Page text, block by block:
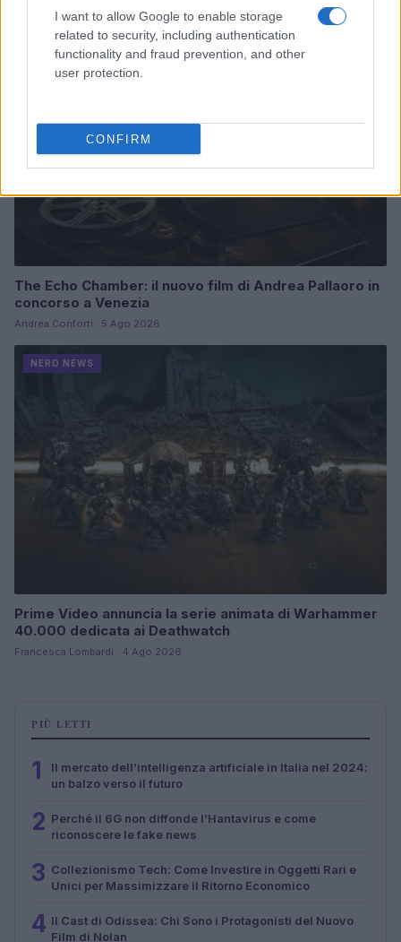
I want to allow Google to enable storage
related to security, including authentication
functionality and fraud prevention, and other
user protection.
CONFIRM
NERD NEWS
The Echo Chamber: il nuovo film di Andrea Pallaoro in
concorso a Venezia
Andrea Conforti · 5 Ago 2026
NERD NEWS
Prime Video annuncia la serie animata di Warhammer
40.000 dedicata ai Deathwatch
Francesca Lombardi · 4 Ago 2026
PIÙ LETTI
1
Il mercato dell’intelligenza artificiale in Italia nel 2024:
un balzo verso il futuro
2 Perché il 6G non diffonde l’Hantavirus e come
riconoscere le fake news
3 Collezionismo Tech: Come Investire in Oggetti Rari e
Unici per Massimizzare il Ritorno Economico
4 Il Cast di Odissea: Chi Sono i Protagonisti del Nuovo
Film di Nolan